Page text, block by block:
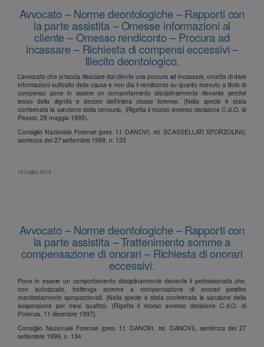
Avvocato – Norme deontologiche – Rapporti con
la parte assistita – Omesse informazioni al
cliente – Omesso rendiconto – Procura ad
incassare – Richiesta di compensi eccessivi –
Illecito deontologico.
L’avvocato che si faccia rilasciare dal cliente una procura ad incassare, ometta di dare
informazioni sull’esito della causa e non dia il rendiconto su quanto ricevuto a titolo di
compenso pone in essere un comportamento disciplinarmente rilevante perché
lesivo della dignità e decoro dell’intera classe forense. (Nella specie è stata
confermata la sanzione della censura). (Rigetta il ricorso avverso decisione C.d.O. di
Pesaro, 29 maggio 1995).
Consiglio Nazionale Forense (pres. f.f. DANOVI, rel. SCASSELLATI SFORZOLINI),
sentenza del 27 settembre 1999, n. 135
15 Luglio 2012
Avvocato – Norme deontologiche – Rapporti con
la parte assistita – Trattenimento somme a
compensazione di onorari – Richiesta di onorari
eccessivi.
Pone in essere un comportamento disciplinarmente rilevante il professionista che,
non autorizzato, trattenga somme a compensazione di onorari peraltro
manifestamente sproporzionati. (Nella specie è stata confermata la sanzione della
sospensione per mesi quattro). (Rigetta il ricorso avverso decisione C.d.O. di
Potenza, 11 dicembre 1997).
Consiglio Nazionale Forense (pres. f.f. DANOVI, rel. DANOVI), sentenza del 27
settembre 1999, n. 134